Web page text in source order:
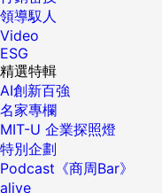
領導馭人
Video
ESG
精選特輯
AI創新百強
名家專欄
MIT-U 企業探照燈
特別企劃
Podcast《商周Bar》
alive